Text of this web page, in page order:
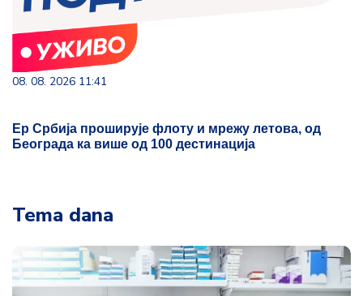
08. 08. 2026 11:41
Ер Србија проширује флоту и мрежу летова, од
Београда ка више од 100 дестинација
Tema dana